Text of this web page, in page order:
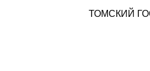
ТОМСКИЙ